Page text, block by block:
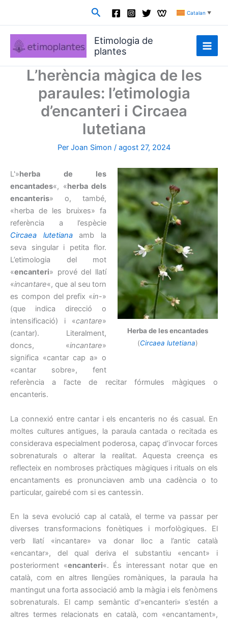
Cerca Catalan ▼
Etimologia de
plantes
L’herència màgica de les
paraules: l’etimologia
d’encanteri i Circaea
lutetiana
Per Joan Simon / agost 27, 2024
Herba de les encantades
(Circaea lutetiana)
L'»herba de les
encantades«, «herba dels
encanteris» o, també,
«herba de les bruixes» fa
referència a l’espècie
Circaea lutetianaamb la
seva singular i petita flor.
L’etimologia del mot
«encanteri» prové del llatí
«incantare«, que al seu torn
es compon del prefix «in-»
(que indica direcció o
intensificació) i «cantare»
(cantar). Literalment,
doncs, «incantare»
significa «cantar cap a» o
«cantar sobre», fent
referència a l’acte de recitar fórmules màgiques o
encanteris.
La connexió entre cantar i els encanteris no és casual. En
moltes cultures antigues, la paraula cantada o recitada es
considerava especialment poderosa, capaç d’invocar forces
sobrenaturals o alterar la realitat. Aquesta creença es
reflecteix en nombroses pràctiques màgiques i rituals on els
encantaments es pronunciaven amb una cadència o to
particular, gairebé com si es cantessin.
En la seva evolució cap al català, el terme va passar per
diverses transformacions fonètiques i morfològiques. El
verb llatí «incantare» va donar lloc a l’antic català
«encantar», del qual deriva el substantiu «encant» i
posteriorment «encanteri«. És interessant notar que en
català, com en altres llengües romàniques, la paraula ha
mantingut una forta associació amb la màgia i els fenòmens
sobrenaturals. El camp semàntic d'»encanteri» s’estén a
altres termes relacionats en català, com «encantament»,